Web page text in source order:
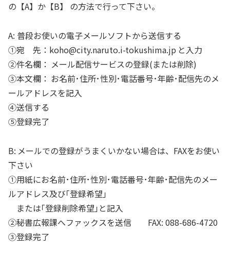
の【A】か【B】 の方法で行って下さい。
A: 普段お使いの電子メールソフトから送信する
①宛 先：koho@city.naruto.i-tokushima.jp と入力
②件名欄： メール配信サービスの登録(または削除)
③本文欄： お名前･住所･性別･電話番号･年齢･配信先のメ
ールアドレスを記入
④送信する
⑤登録完了
B: メールでの登録がうまくいかない場合は、FAXをお使い
下さい
①用紙にお名前･住所･性別･電話番号･年齢･配信先のメー
ルアドレス及び｢登録希望｣
または｢登録削除希望｣と記入
②秘書広報課へファックスを送信 FAX: 088-686-4720
③登録完了